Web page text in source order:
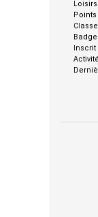
Loisirs
Points
Badge
Inscrit